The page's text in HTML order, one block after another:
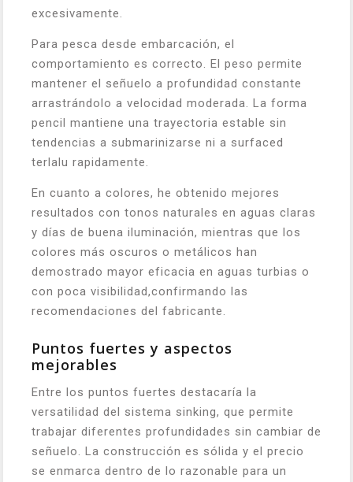
excesivamente.
Para pesca desde embarcación, el
comportamiento es correcto. El peso permite
mantener el señuelo a profundidad constante
arrastrándolo a velocidad moderada. La forma
pencil mantiene una trayectoria estable sin
tendencias a submarinizarse ni a surfaced
terlalu rapidamente.
En cuanto a colores, he obtenido mejores
resultados con tonos naturales en aguas claras
y días de buena iluminación, mientras que los
colores más oscuros o metálicos han
demostrado mayor eficacia en aguas turbias o
con poca visibilidad,confirmando las
recomendaciones del fabricante.
Puntos fuertes y aspectos
mejorables
Entre los puntos fuertes destacaría la
versatilidad del sistema sinking, que permite
trabajar diferentes profundidades sin cambiar de
señuelo. La construcción es sólida y el precio
se enmarca dentro de lo razonable para un